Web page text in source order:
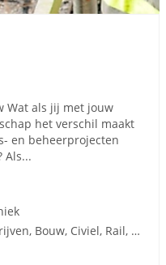
Wat als jij met jouw
het verschil maakt
en beheerprojecten
Als...
Wegenbouw, Installatiebedrijven, Bouw, Civiel, Rail, Infrastructuren